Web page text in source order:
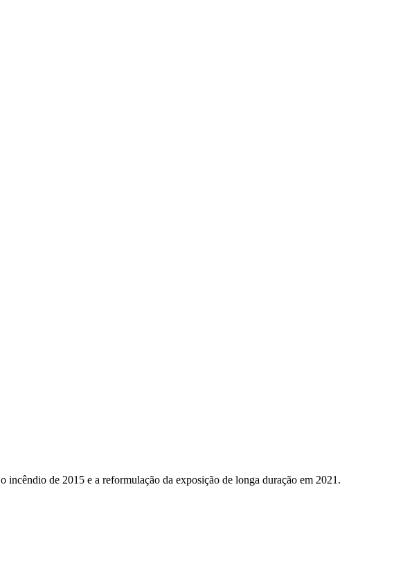
incêndio de 2015 e a reformulação da exposição de longa duração em 2021.